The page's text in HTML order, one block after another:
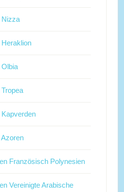
Nizza
Französisch Polynesien
Vereinigte Arabische